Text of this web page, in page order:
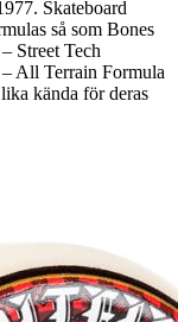
Skateboard
så som Bones
Street Tech
All Terrain Formula
kända för deras